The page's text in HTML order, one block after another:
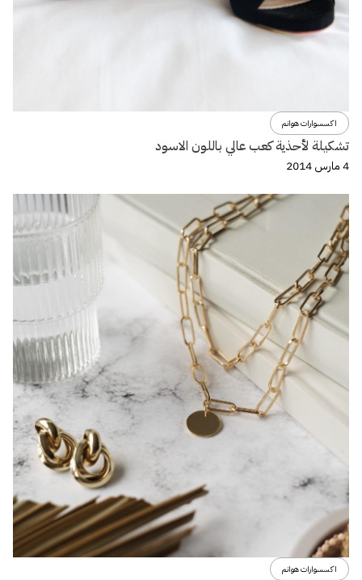
اكسسوارات هوانم
تشكيلة لأحذية كعب عالي باللون الاسود
4 مارس 2014
اكسسوارات هوانم